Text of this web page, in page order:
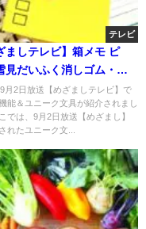
テレビ
ましテレビ】箱メモ ピ
見だいふく消しゴム・ア
アテープ等ユニーク文具
寄せ！9月2日
月2日放送【めざましテレビ】で
能＆ユニーク文具が紹介されまし
では、9月2日放送【めざまし】
れたユニーク文...